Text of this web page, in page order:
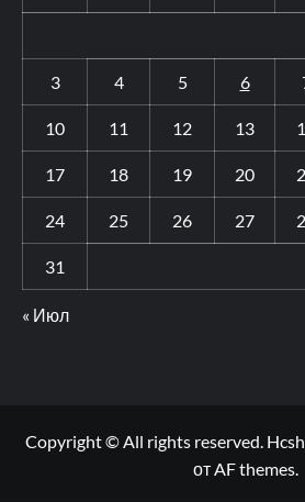
3 4 5 6
10 11 12 13
17 18 19 20
24 25 26 27
31
« Июл
Copyright © All rights reserved.
от AF themes.